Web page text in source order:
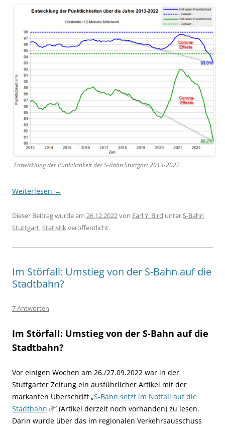
Entwicklung der Pünktlichkeit der S-Bahn Stuttgart 2013-2022
Weiterlesen →
Dieser Beitrag wurde am 26.12.2022von Earl Y. Bird unterS-Bahn
Stuttgart,Statistikveröffentlicht.
Im Störfall: Umstieg von der S-Bahn auf die
Stadtbahn?
7 Antworten
Im Störfall: Umstieg von der S-Bahn auf die
Stadtbahn?
Vor einigen Wochen am 26./27.09.2022 war in der
Stuttgarter Zeitung ein ausführlicher Artikel mit der
markanten Überschrift „S-Bahn setzt im Notfall auf die
Stadtbahn
“ (Artikel derzeit noch vorhanden) zu lesen.
Darin wurde über das im regionalen Verkehrsausschuss